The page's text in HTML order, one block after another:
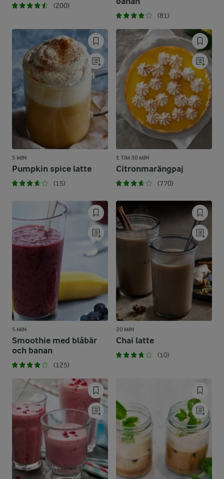
(200)
(81)
5 MIN
Pumpkin spice latte
(15)
1 TIM 30 MIN
Citronmarängpaj
(770)
5 MIN
Smoothie med blåbär
och banan
(125)
20 MIN
Chai latte
(10)